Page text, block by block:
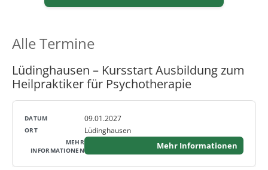
Alle Termine
Lüdinghausen – Kursstart Ausbildung zum
Heilpraktiker für Psychotherapie
09.01.2027
Lüdinghausen
Mehr Informationen